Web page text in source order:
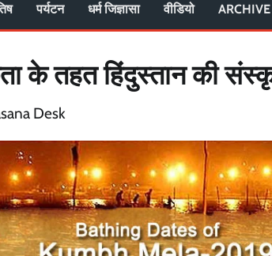
पर्यटन धर्म जिज्ञासा वीडियो ARCHIVE
के तहत हिंदुस्तान की
Desk